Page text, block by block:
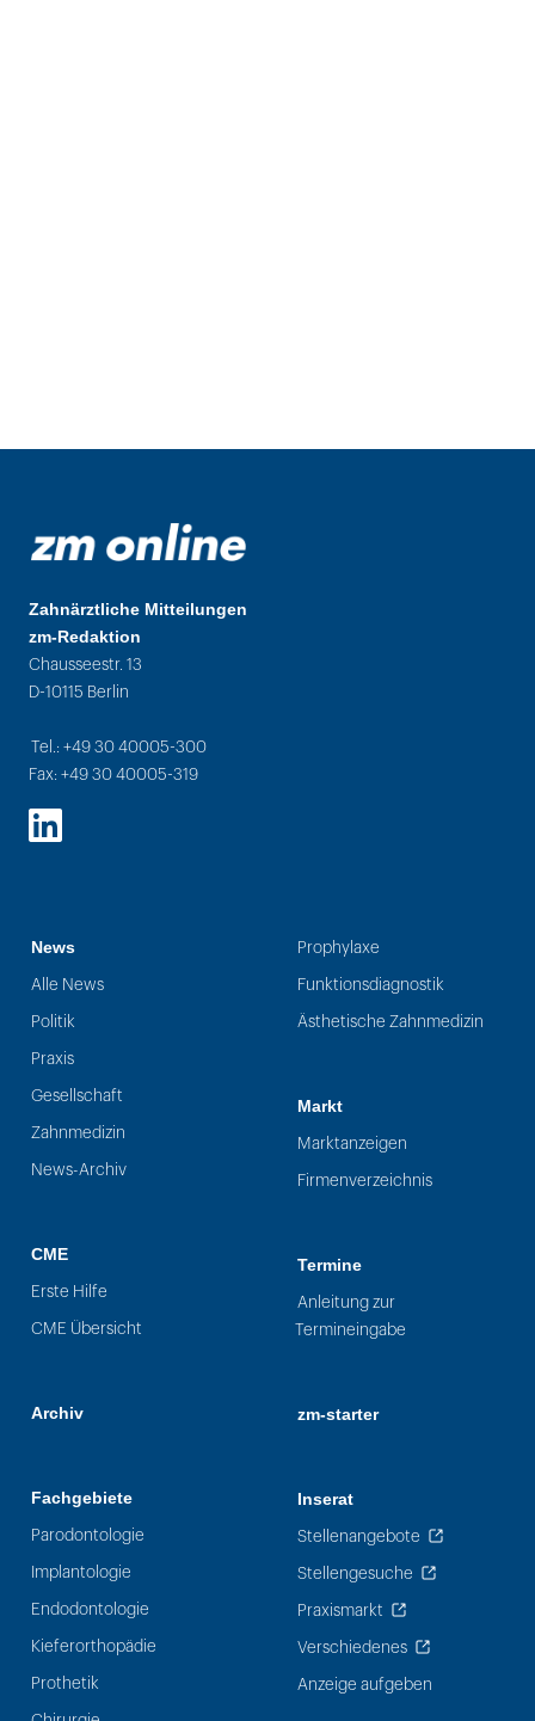
Zahnärztliche Mitteilungen
zm-Redaktion
Chausseestr. 13
D-10115 Berlin
Tel.: +49 30 40005-300
Fax: +49 30 40005-319
LinkedIn
News
Alle News
Politik
Praxis
Gesellschaft
Zahnmedizin
News-Archiv
CME
Erste Hilfe
CME Übersicht
Archiv
Fachgebiete
Parodontologie
Implantologie
Endodontologie
Kieferorthopädie
Prothetik
Prophylaxe
Funktionsdiagnostik
Ästhetische Zahnmedizin
Markt
Marktanzeigen
Firmenverzeichnis
Termine
Anleitung zur
Termineingabe
zm-starter
Inserat
Stellenangebote
Stellengesuche
Praxismarkt
Verschiedenes
Anzeige aufgeben